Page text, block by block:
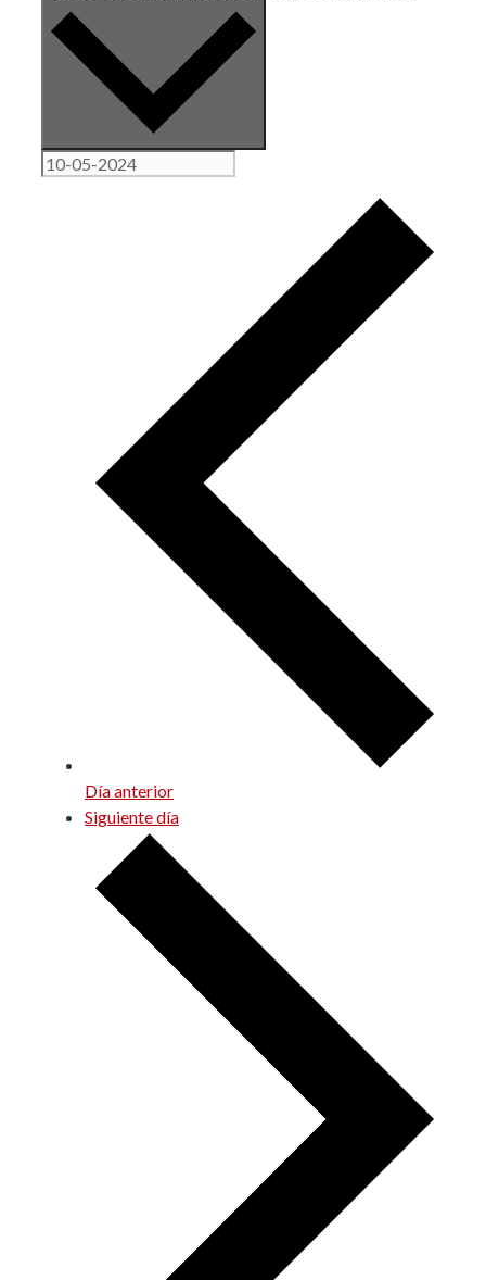
Día anterior
Siguiente día